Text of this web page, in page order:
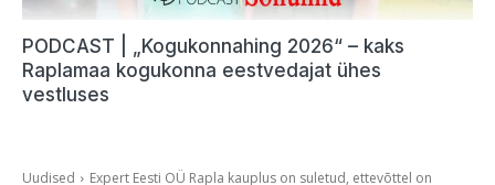
PODCAST | „Kogukonnahing 2026“ – kaks
Raplamaa kogukonna eestvedajat ühes
vestluses